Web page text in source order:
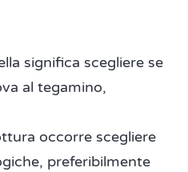
significa scegliere se
al tegamino,
occorre scegliere
preferibilmente